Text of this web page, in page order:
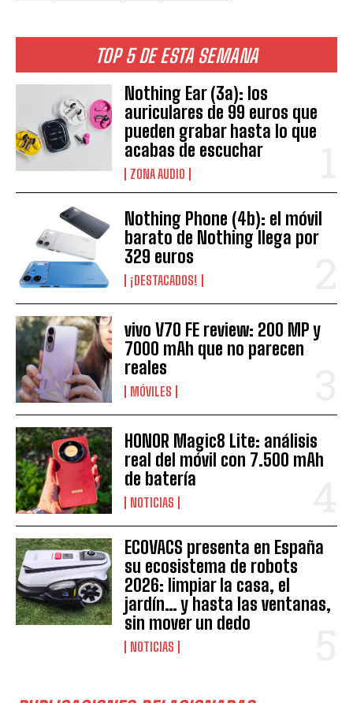
TOP 5 DE ESTA SEMANA
Nothing Ear (3a): los
auriculares de 99 euros que
pueden grabar hasta lo que
acabas de escuchar
ZONA AUDIO
Nothing Phone (4b): el móvil
barato de Nothing llega por
329 euros
¡DESTACADOS!
vivo V70 FE review: 200 MP y
7000 mAh que no parecen
reales
MÓVILES
HONOR Magic8 Lite: análisis
real del móvil con 7.500 mAh
de batería
NOTICIAS
ECOVACS presenta en España
su ecosistema de robots
2026: limpiar la casa, el
jardín… y hasta las ventanas,
sin mover un dedo
NOTICIAS